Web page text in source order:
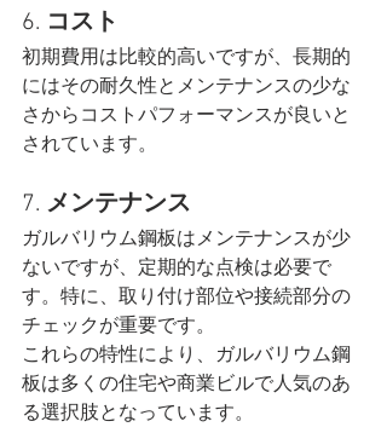
6. コスト
初期費用は比較的高いですが、長期的
にはその耐久性とメンテナンスの少な
さからコストパフォーマンスが良いと
されています。
7. メンテナンス
ガルバリウム鋼板はメンテナンスが少
ないですが、定期的な点検は必要で
す。特に、取り付け部位や接続部分の
チェックが重要です。
これらの特性により、ガルバリウム鋼
板は多くの住宅や商業ビルで人気のあ
る選択肢となっています。